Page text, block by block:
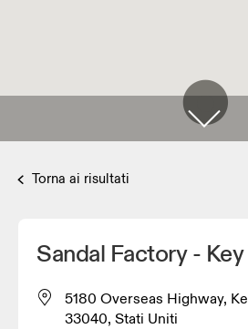
Torna ai risultati
Sandal Factory -
5180 Overseas Highway,
33040, Stati Uniti